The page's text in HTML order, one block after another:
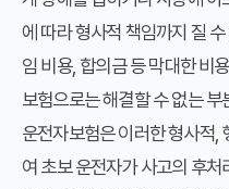
에 따라 형사적 책임까지 질
임 비용, 합의금 등 막대한 비
보험으로는 해결할 수 없는 부
운전자보험은 이러한 형사적,
여 초보 운전자가 사고의 후